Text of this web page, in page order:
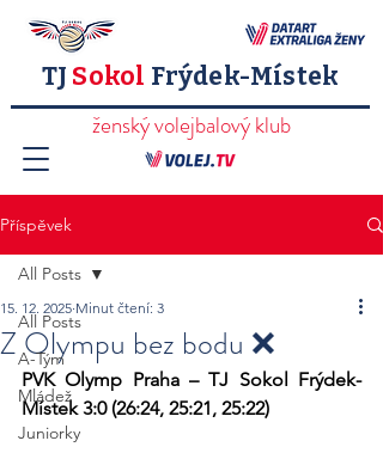
TJ Sokol Frýdek-Místek
ženský volejbalový klub
Příspěvek
All Posts
A-Tým
Mládež
Juniorky
All Posts
Z Olympu bez bodu ❌
15. 12. 2025 Minut čtení: 3
PVK Olymp Praha – TJ Sokol Frýdek-
Místek 3:0 (26:24, 25:21, 25:22)